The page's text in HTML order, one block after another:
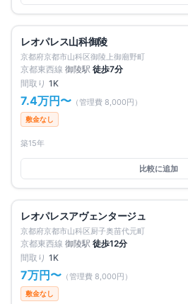
仲介手数料無料
レオパレス山科御陵
京都府京都市山科区御陵上御廟野町
京都東西線 御陵駅 徒歩7分
間取り 1K
7.4万円〜 （管理費 8,000円 ）
敷金なし
築15年
比較に追加
仲介手数料無料
レオパレスアヴェンタージュ
京都府京都市山科区厨子奥苗代元町
京都東西線 御陵駅 徒歩12分
間取り 1K
7万円〜 （管理費 8,000円 ）
敷金なし